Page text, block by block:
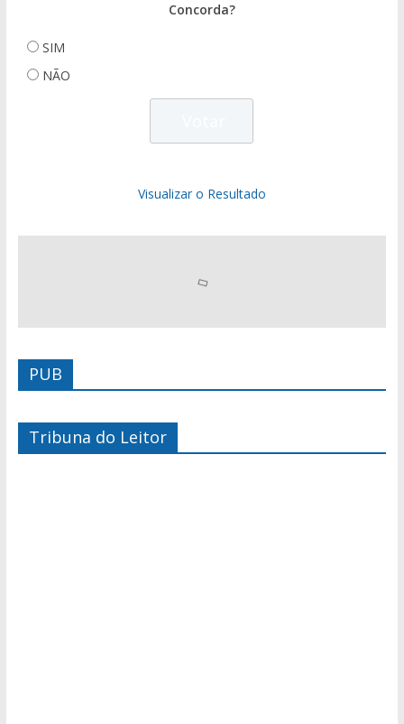
Concorda?
SIM
NÃO
Visualizar o Resultado
PUB
Tribuna do Leitor